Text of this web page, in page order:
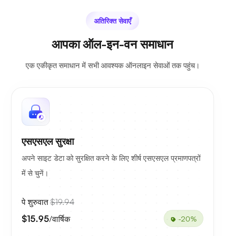
अतिरिक्त सेवाएँ
आपका ऑल-इन-वन समाधान
एक एकीकृत समाधान में सभी आवश्यक ऑनलाइन सेवाओं तक पहुंच।
एसएसएल सुरक्षा
अपने साइट डेटा को सुरक्षित करने के लिए शीर्ष एसएसएल प्रमाणपत्रों
में से चुनें।
पे शुरुवात$19.94
$15.95/वार्षिक -20%